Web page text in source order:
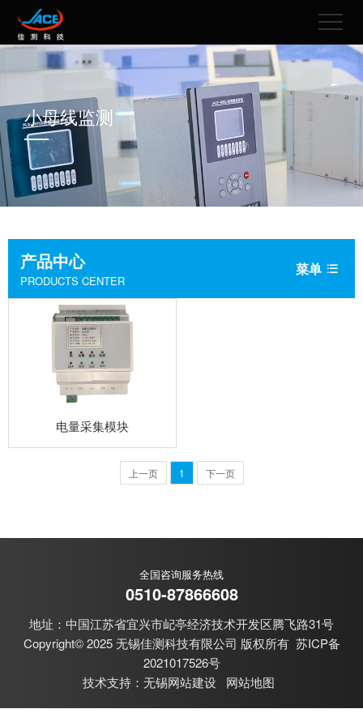
小母线监测
产品中心
PRODUCTS CENTER
菜单 
电量采集模块
上一页 1 下一页
全国咨询服务热线
0510-87866608
地址：中国江苏省宜兴市屺亭经济技术开发区腾飞路31号
Copyright© 2025 无锡佳测科技有限公司 版权所有 苏ICP备
2021017526号
技术支持： 无锡网站建设 网站地图